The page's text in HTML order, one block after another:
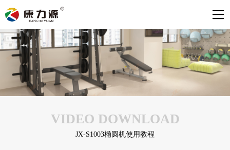
VIDEO DOWNLOAD
JX-S1003椭圆机使用教程